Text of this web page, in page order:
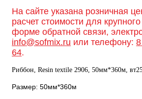
На сайте указана розничная
расчет стоимости для
форме обратной связи,
info@sofmix.ru или телефону:
64.
Риббон, Resin textile 2906, 50мм*360м,
Размер: 50мм*360м